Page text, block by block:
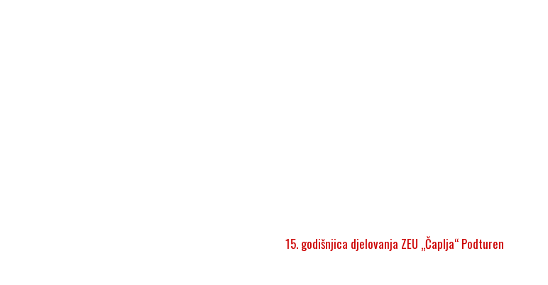
15. godišnjica djelovanja ZEU „Čaplja“ Podturen